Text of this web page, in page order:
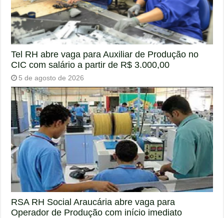
Tel RH abre vaga para Auxiliar de Produção no
CIC com salário a partir de R$ 3.000,00
5 de agosto de 2026
RSA RH Social Araucária abre vaga para
Operador de Produção com início imediato